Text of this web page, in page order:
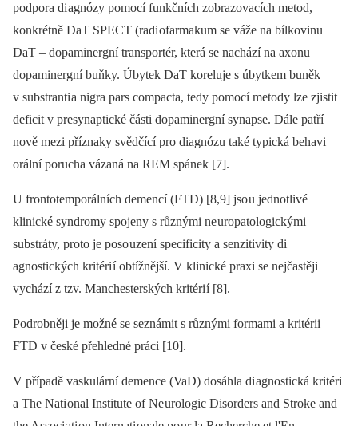
podpora di agnózy pomocí funkčních zobrazovacích metod,
konkrétně DaT SPECT (radi ofarmakum se váže na bílkovinu
DaT –⁠ dopaminergní transportér, která se nachází na axonu
dopaminergní buňky. Úbytek DaT koreluje s úbytkem buněk
v substranti a nigra pars compacta, tedy pomocí metody lze zjistit
deficit v presynaptické části dopaminergní synapse. Dále patří
nově mezi příznaky svědčící pro diagnózu také typická behavi
orální porucha vázaná na REM spánek [7].
U frontotemporálních demencí (FTD) [8,9] jso u jednotlivé
klinické syndromy spojeny s různými ne uropatologickými
substráty, proto je poso uzení specificity a senzitivity di
agnostických kritéri í obtížnější. V klinické praxi se nejčastěji
vychází z tzv. Manchesterských kritéri í [8].
Podrobněji je možné se seznámit s různými formami a kritérii
FTD v české přehledné práci [10].
V případě vaskulární demence (VaD) dosáhla di agnostická kritéri
a The Na­ti onal Institute of Ne urologic Disorders and Stroke and